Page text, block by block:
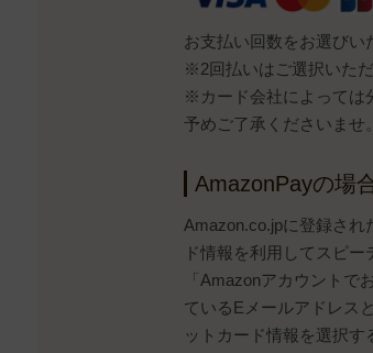
お支払い回数をお選びい
※2回払いはご選択いただ
※カード会社によっては
予めご了承くださいませ。
AmazonPayの場
Amazon.co.jpに登録さ
ド情報を利用してスピ
「Amazonアカウントで
ているEメールアドレス
ットカード情報を選択す